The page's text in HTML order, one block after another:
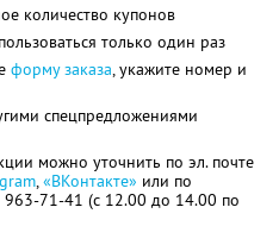
количество купонов
только один раз
форму заказа, укажите номер и
спецпредложениями
можно уточнить по эл. почте
,«ВКонтакте» или по
71-41 (с 12.00 до 14.00 по